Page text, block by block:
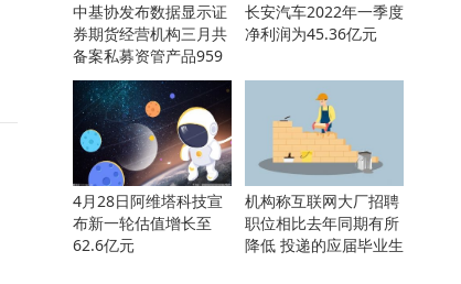
中基协发布数据显示证
券期货经营机构三月共
备案私募资管产品959
只
长安汽车2022年一季度
净利润为45.36亿元
4月28日阿维塔科技宣
布新一轮估值增长至
62.6亿元
机构称互联网大厂招聘
职位相比去年同期有所
降低 投递的应届毕业生